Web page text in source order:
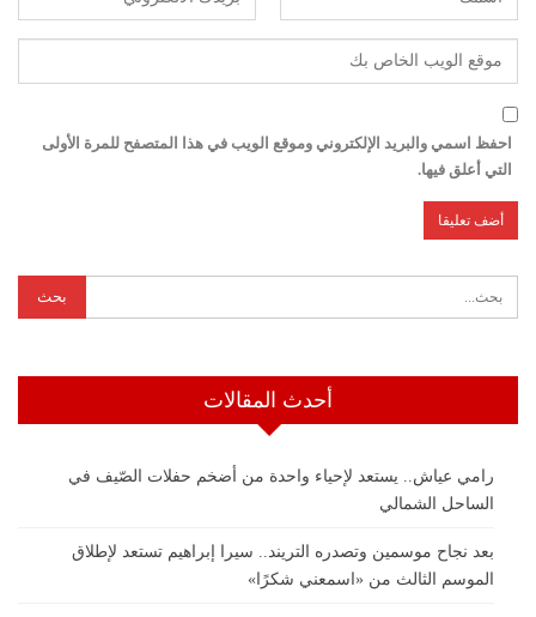
احفظ اسمي والبريد الإلكتروني وموقع الويب في هذا المتصفح للمرة الأولى
التي أعلق فيها.
أحدث المقالات
رامي عياش.. يستعد لإحياء واحدة من أضخم حفلات الصّيف في
الساحل الشمالي
بعد نجاح موسمين وتصدره التريند.. سيرا إبراهيم تستعد لإطلاق
الموسم الثالث من «اسمعني شكرًا»